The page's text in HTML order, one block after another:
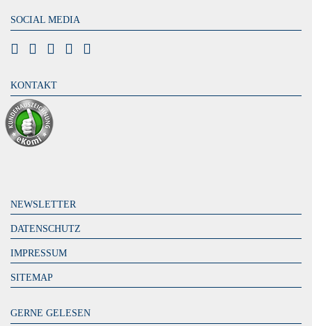
SOCIAL MEDIA
KONTAKT
NEWSLETTER
DATENSCHUTZ
IMPRESSUM
SITEMAP
GERNE GELESEN